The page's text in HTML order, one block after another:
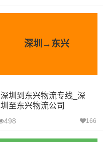
深圳→东兴
深圳到东兴物流专线_深
圳至东兴物流公司
498 166